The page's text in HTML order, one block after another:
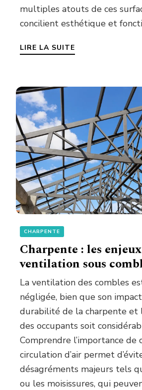
multiples atouts de ces
concilient esthétique et
LIRE LA SUITE
CHARPENTE
Charpente : les
ventilation sous
La ventilation des combles
négligée, bien que son
durabilité de la charpente et
des occupants soit
Comprendre l’importance de
circulation d’air permet
désagréments majeurs tels
ou les moisissures, qui